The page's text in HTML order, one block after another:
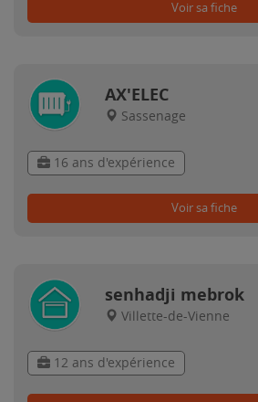
Voir sa fiche
AX'ELEC
Sassenage
16 ans d'expérience
Voir sa fiche
senhadji mebrok
Villette-de-Vienne
12 ans d'expérience